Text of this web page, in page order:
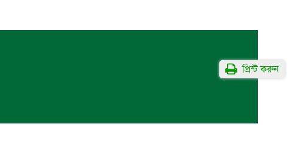
প্রিন্ট করুন